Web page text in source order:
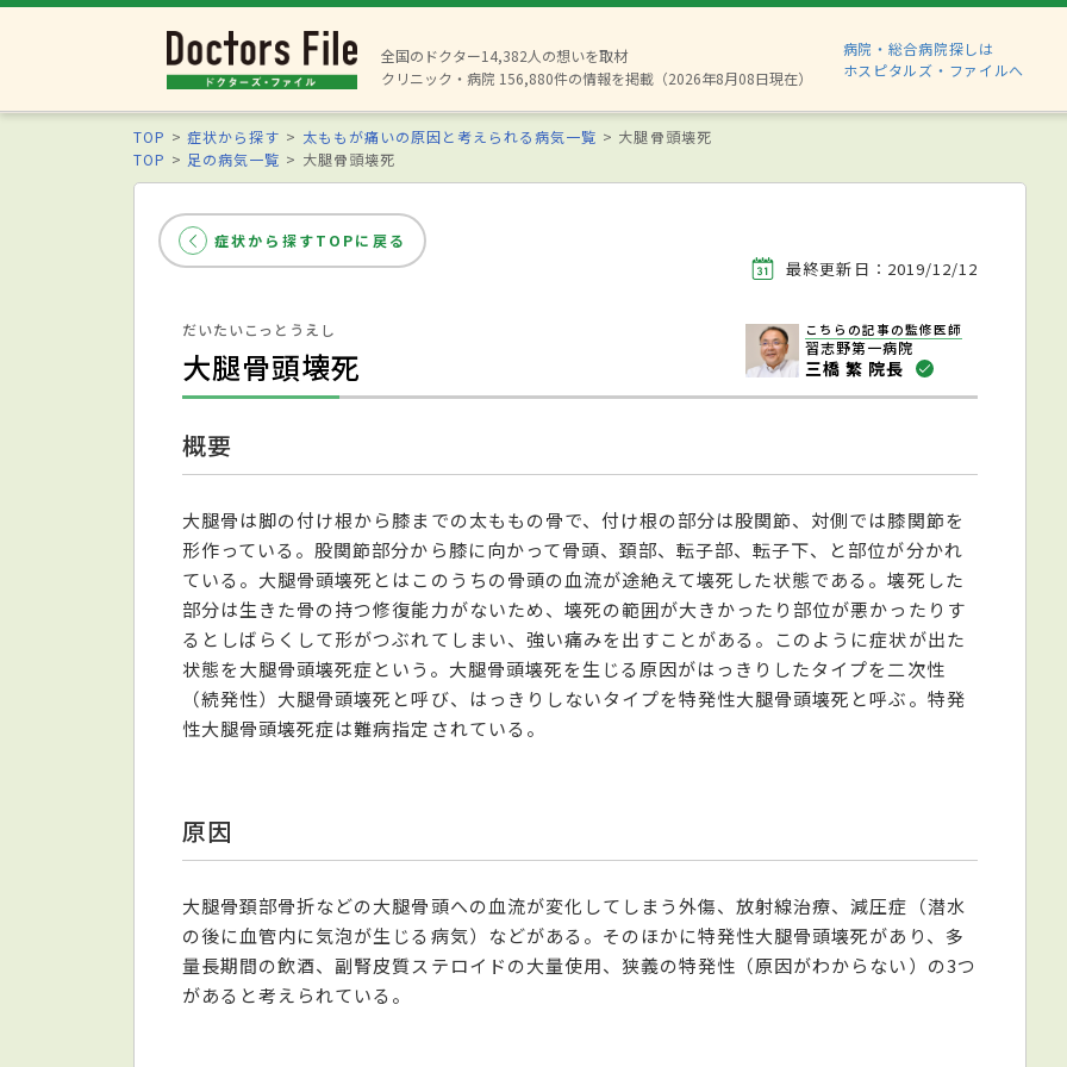
全国のドクター14,382人の想いを取材
クリニック・病院 156,880件の情報を掲載（2026年8月08日現在）
病院・総合病院探しは
ホスピタルズ・ファイルへ
TOP 症状から探す 太ももが痛いの原因と考えられる病気一覧
大腿骨頭壊死
TOP
足の病気一覧 大腿骨頭壊死
症状から探すTOPに戻る
こちらの記事の監修医師
習志野第一病院
三橋 繁 院長
だいたいこっとうえし
大腿骨頭壊死
最終更新日：2019/12/12
概要
大腿骨は脚の付け根から膝までの太ももの骨で、付け根の部分は股関節、対側では膝関節を
形作っている。股関節部分から膝に向かって骨頭、頚部、転子部、転子下、と部位が分かれ
ている。大腿骨頭壊死とはこのうちの骨頭の血流が途絶えて壊死した状態である。壊死した
部分は生きた骨の持つ修復能力がないため、壊死の範囲が大きかったり部位が悪かったりす
るとしばらくして形がつぶれてしまい、強い痛みを出すことがある。このように症状が出た
状態を大腿骨頭壊死症という。大腿骨頭壊死を生じる原因がはっきりしたタイプを二次性
（続発性）大腿骨頭壊死と呼び、はっきりしないタイプを特発性大腿骨頭壊死と呼ぶ。特発
性大腿骨頭壊死症は難病指定されている。
原因
大腿骨頚部骨折などの大腿骨頭への血流が変化してしまう外傷、放射線治療、減圧症（潜水
の後に血管内に気泡が生じる病気）などがある。そのほかに特発性大腿骨頭壊死があり、多
量長期間の飲酒、副腎皮質ステロイドの大量使用、狭義の特発性（原因がわからない）の3つ
があると考えられている。